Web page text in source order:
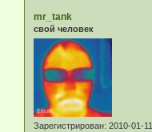
mr_tank
свой человек
Зарегистрирован: 2010-01-11